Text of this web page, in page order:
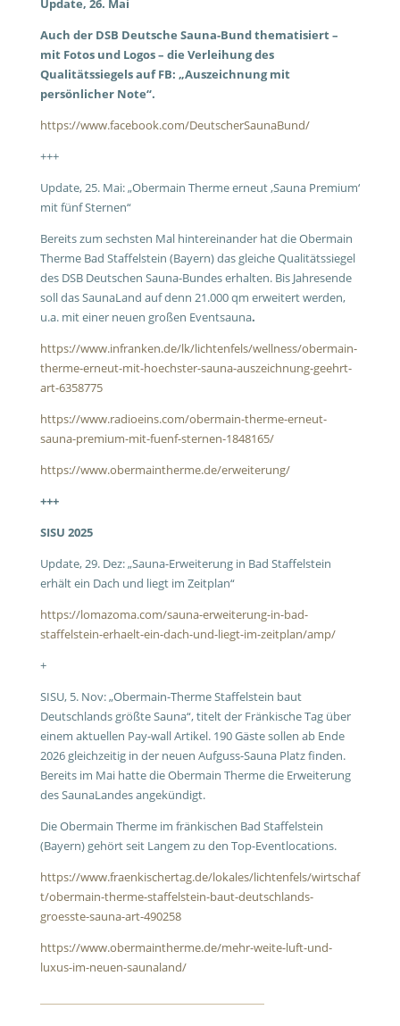
Update, 26. Mai
Auch der DSB Deutsche Sauna-Bund thematisiert –
mit Fotos und Logos – die Verleihung des
Qualitätssiegels auf FB: „Auszeichnung mit
persönlicher Note“.
https://www.facebook.com/DeutscherSaunaBund/
+++
Update, 25. Mai: „Obermain Therme erneut ‚Sauna Premium‘
mit fünf Sternen“
Bereits zum sechsten Mal hintereinander hat die Obermain
Therme Bad Staffelstein (Bayern) das gleiche Qualitätssiegel
des DSB Deutschen Sauna-Bundes erhalten. Bis Jahresende
soll das SaunaLand auf denn 21.000 qm erweitert werden,
u.a. mit einer neuen großen Eventsauna.
https://www.infranken.de/lk/lichtenfels/wellness/obermain-
therme-erneut-mit-hoechster-sauna-auszeichnung-geehrt-
art-6358775
https://www.radioeins.com/obermain-therme-erneut-
sauna-premium-mit-fuenf-sternen-1848165/
https://www.obermaintherme.de/erweiterung/
+++
SISU 2025
Update, 29. Dez: „Sauna-Erweiterung in Bad Staffelstein
erhält ein Dach und liegt im Zeitplan“
https://lomazoma.com/sauna-erweiterung-in-bad-
staffelstein-erhaelt-ein-dach-und-liegt-im-zeitplan/amp/
+
SISU, 5. Nov: „Obermain-Therme Staffelstein baut
Deutschlands größte Sauna“, titelt der Fränkische Tag über
einem aktuellen Pay-wall Artikel. 190 Gäste sollen ab Ende
2026 gleichzeitig in der neuen Aufguss-Sauna Platz finden.
Bereits im Mai hatte die Obermain Therme die Erweiterung
des SaunaLandes angekündigt.
Die Obermain Therme im fränkischen Bad Staffelstein
(Bayern) gehört seit Langem zu den Top-Eventlocations.
https://www.fraenkischertag.de/lokales/lichtenfels/wirtschaf
t/obermain-therme-staffelstein-baut-deutschlands-
groesste-sauna-art-490258
https://www.obermaintherme.de/mehr-weite-luft-und-
luxus-im-neuen-saunaland/